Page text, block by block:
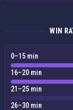
WIN
0–15 min
16–20 min
21–25 min
26–30 min